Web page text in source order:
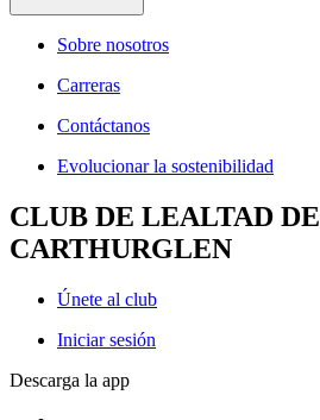
Sobre nosotros
Carreras
Contáctanos
Evolucionar la sostenibilidad
CLUB DE LEALTAD DE
CARTHURGLEN
Únete al club
Iniciar sesión
Descarga la app